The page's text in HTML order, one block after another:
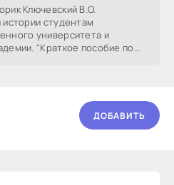
Ключевский В.О.
истории студентам
университета и
"Краткое пособие по
ДОБАВИТЬ